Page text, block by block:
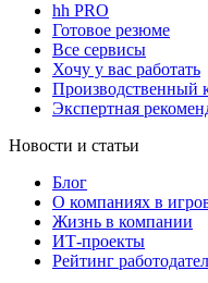
hh PRO
Готовое резюме
Все сервисы
Хочу у вас работать
Производственный
Экспертная
Новости и статьи
Блог
О компаниях в
Жизнь в компании
ИТ-проекты
Рейтинг